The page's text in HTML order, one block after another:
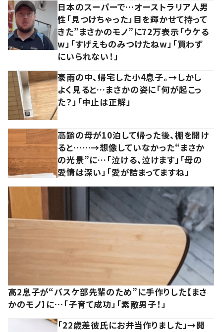
日本のスーパーで…オーストラリア人男
性「見つけちゃった」目を輝かせて持って
きた”まさかのモノ”に72万表示「ウケる
w」「すげえものみつけたねw」「買わず
にいられない！」
豪雨の中、帰宅した小4息子。→しかし
よく見ると…まさかの姿に「何が起こっ
た？」「中止は正解」
高齢の母が10泊して帰った後、棚を開け
ると……→想像していなかった“まさか
の光景”に…「泣ける、泣けます」「母の
愛情は深い」「愛が詰まってますね」
高2息子が“バスケ部先輩のため”に手作りした【まさ
かのモノ】に…「子育て成功」「素敵男子！」
「22歳差彼氏にお弁当作りました」→開